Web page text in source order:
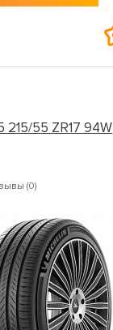
215/55 ZR17 94W
(0)